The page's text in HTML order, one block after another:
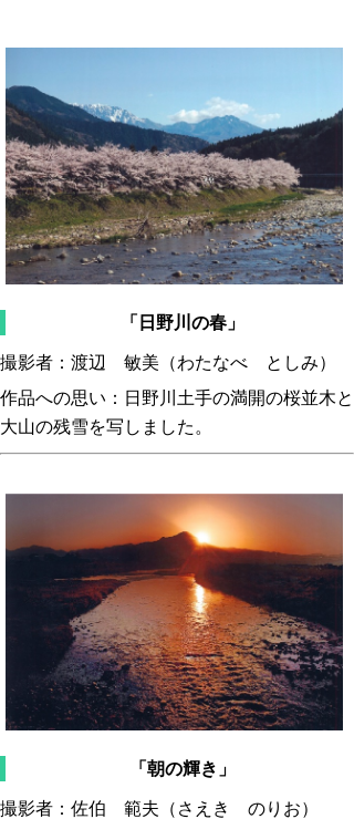
「日野川の春」
撮影者：渡辺 敏美（わたなべ としみ）
作品への思い：日野川土手の満開の桜並木と
大山の残雪を写しました。
「朝の輝き」
撮影者：佐伯 範夫（さえき のりお）